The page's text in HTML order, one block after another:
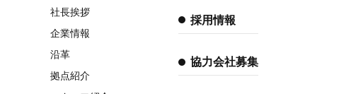
社長挨拶
企業情報
沿革
拠点紹介
採用情報
協力会社募集